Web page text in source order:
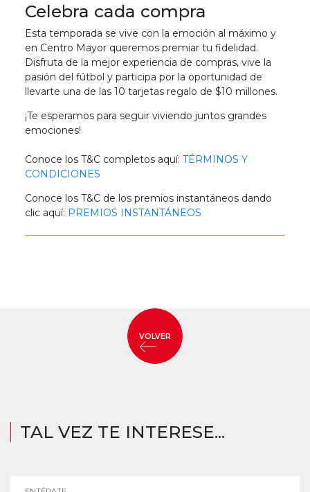
Celebra cada compra
Esta temporada se vive con la emoción al máximo y
en Centro Mayor queremos premiar tu fidelidad.
Disfruta de la mejor experiencia de compras, vive la
pasión del fútbol y participa por la oportunidad de
llevarte una de las 10 tarjetas regalo de $10 millones.
¡Te esperamos para seguir viviendo juntos grandes
emociones!
Conoce los T&C completos aquí: TÉRMINOS Y
CONDICIONES
Conoce los T&C de los premios instantáneos dando
clic aquí: PREMIOS INSTANTÁNEOS
VOLVER
TAL VEZ TE INTERESE...